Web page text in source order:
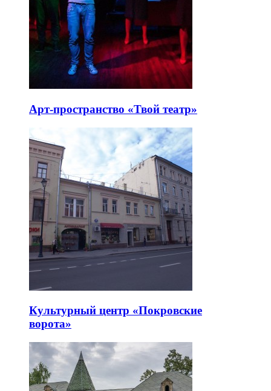
Арт-пространство «Твой театр»
Культурный центр «Покровские
ворота»